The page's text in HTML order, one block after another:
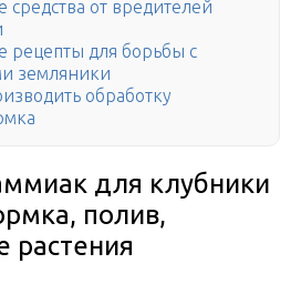
средства от вредителей
рецепты для борьбы с
земляники
обработку
для клубники
полив,
растения